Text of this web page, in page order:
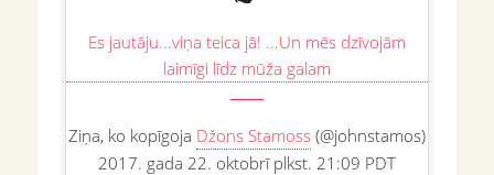
Es jautāju...viņa teica jā! ...Un mēs dzīvojām
laimīgi līdz mūža galam
Ziņa, ko kopīgoja Džons Stamoss(@johnstamos)
2017. gada 22. oktobrī plkst. 21:09 PDT